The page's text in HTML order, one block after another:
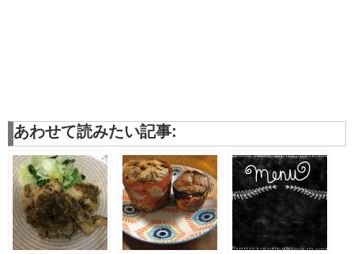
あわせて読みたい記事: